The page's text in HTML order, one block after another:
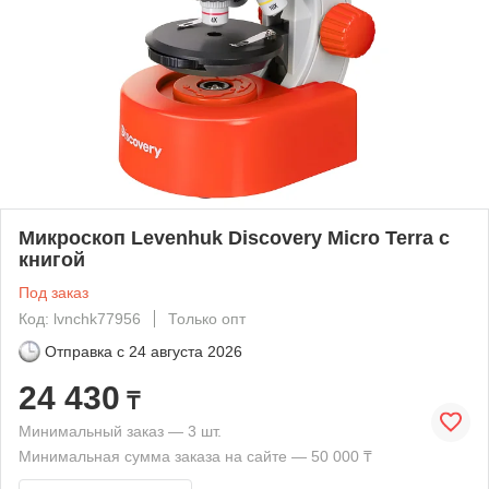
Микроскоп Levenhuk Discovery Micro Terra с
книгой
Под заказ
Код: lvnchk77956
Только опт
Отправка с 24 августа 2026
24 430 ₸
Минимальный заказ — 3 шт.
Минимальная сумма заказа на сайте — 50 000 ₸